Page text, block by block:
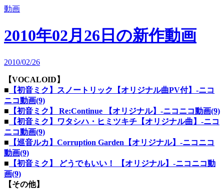
動画
2010年02月26日の新作動画
2010/02/26
【VOCALOID】
■ 【初音ミク】スノートリック【オリジナル曲PV付】‐ニコ
ニコ動画(9)
■ 【初音ミク】 Re:Continue 【オリジナル】‐ニコニコ動画(9)
■ 【初音ミク】ワタシハ・ヒミツキチ【オリジナル曲】‐ニコ
ニコ動画(9)
■ 【巡音ルカ】Corruption Garden【オリジナル】‐ニコニコ
動画(9)
■ 【初音ミク】 どうでもいい！ 【オリジナル】‐ニコニコ動
画(9)
【その他】